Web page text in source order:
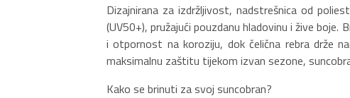
Dizajnirana za izdržljivost, nadstrešnica od
(UV50+), pružajući pouzdanu hladovinu i žive
i otpornost na koroziju, dok čelična rebra drže
maksimalnu zaštitu tijekom izvan sezone,
Kako se brinuti za svoj suncobran?